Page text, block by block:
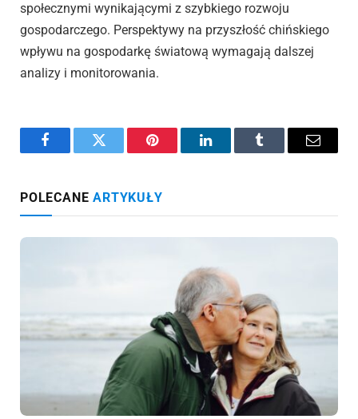
społecznymi wynikającymi z szybkiego rozwoju
gospodarczego. Perspektywy na przyszłość chińskiego
wpływu na gospodarkę światową wymagają dalszej
analizy i monitorowania.
FacebookTwitter Pinterest LinkedInTumblr Email
POLECANEARTYKUŁY